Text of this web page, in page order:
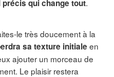
qui change tout.
le très doucement à la
sa texture initiale en
ajouter un morceau de
Le plaisir restera